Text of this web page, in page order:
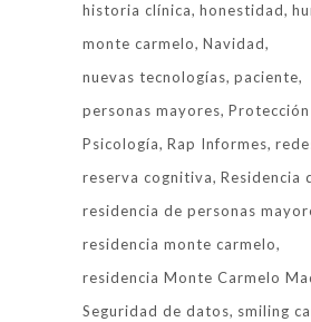
historia clínica honestidad
monte carmelo Navidad
nuevas tecnologías paciente
personas mayores
Psicología Rap Informes
reserva cognitiva Residencia
residencia de personas
residencia monte carmelo
residencia Monte Carmelo
Seguridad de datos smiling